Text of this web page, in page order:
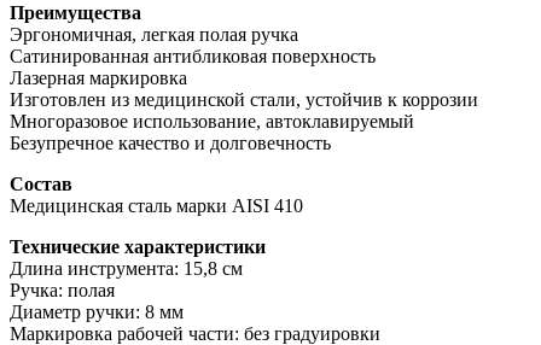
Преимущества
Эргономичная, легкая полая ручка
Сатинированная антибликовая поверхность
Лазерная маркировка
Изготовлен из медицинской стали, устойчив к коррозии
Многоразовое использование, автоклавируемый
Безупречное качество и долговечность
Состав
Медицинская сталь марки AISI 410
Технические характеристики
Длина инструмента: 15,8 см
Ручка: полая
Диаметр ручки: 8 мм
Маркировка рабочей части: без градуировки